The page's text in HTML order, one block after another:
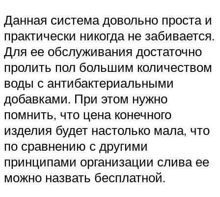
Данная система довольно проста и
практически никогда не забивается.
Для ее обслуживания достаточно
пролить пол большим количеством
воды с антибактериальными
добавками. При этом нужно
помнить, что цена конечного
изделия будет настолько мала, что
по сравнению с другими
принципами организации слива ее
можно назвать бесплатной.